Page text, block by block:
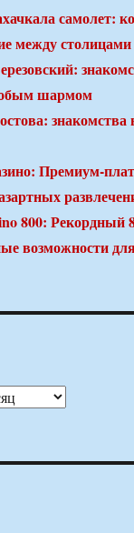
самолет:
между столицами
шармом
Премиум-
800: Рекордный
возможности